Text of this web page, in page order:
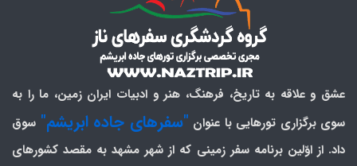
عشق و علاقه به تاریخ، فرهنگ، هنر و ادبیات ایران زمین، ما را به
سوی برگزاری تورهایی با عنوان "سفرهای جاده ابریشم" سوق
داد. از اوّلین برنامه سفر زمینی که از شهر مشهد به مقصد کشورهای